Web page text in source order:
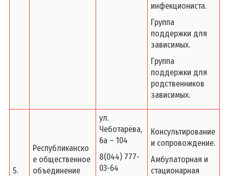
инфекциониста.
Группа
поддержки для
зависимых.
Группа
поддержки для
родственников
зависимых.
5.
Республиканско
е общественное
объединение
ул.
Чеботарёва,
6а – 104
8(044) 777-
03-64
Консультирование
и сопровождение.
Амбулаторная и
стационарная